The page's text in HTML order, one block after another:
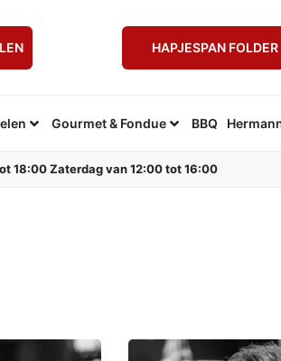
HAPJESPAN FOLDER
Gourmet & Fondue BBQ
18:00 Zaterdag van 12:00 tot 16:00